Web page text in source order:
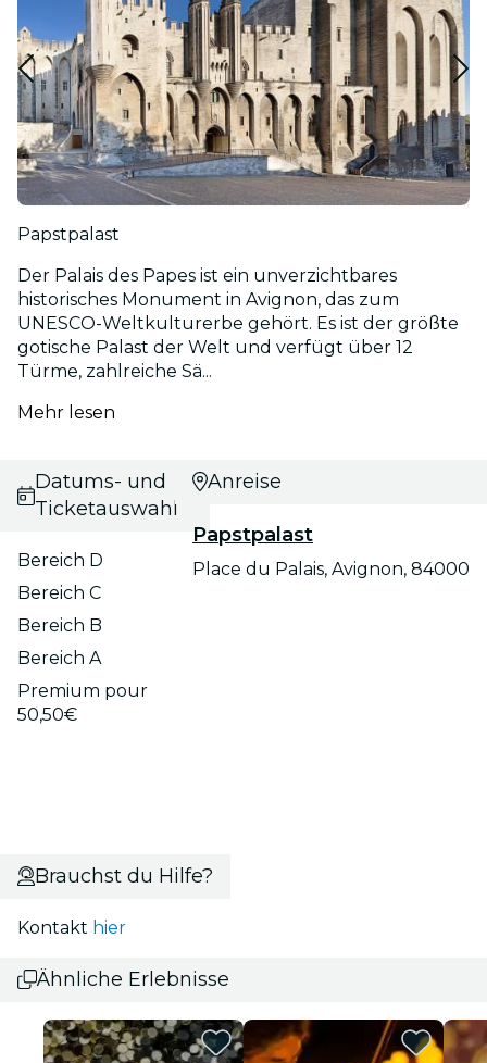
Papstpalast
Der Palais des Papes ist ein unverzichtbares
historisches Monument in Avignon, das zum
UNESCO-Weltkulturerbe gehört. Es ist der größte
gotische Palast der Welt und verfügt über 12
Türme, zahlreiche Sä...
Mehr lesen
Datums- und
Ticketauswahl
Bereich D
Bereich C
Bereich B
Bereich A
Premium pour
50,50€
Anreise
Papstpalast
Place du Palais, Avignon, 84000
Brauchst du Hilfe?
Kontakt hier
Ähnliche Erlebnisse